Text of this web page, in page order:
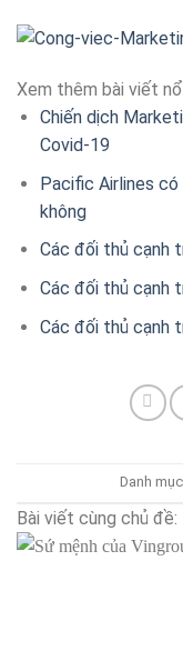
Xem thêm bài viết
Chiến dịch
Covid-19
Pacific Airlines
không
Các đối thủ cạnh
Các đối thủ cạnh
Các đối thủ cạnh
Danh
Bài viết cùng chủ đề: